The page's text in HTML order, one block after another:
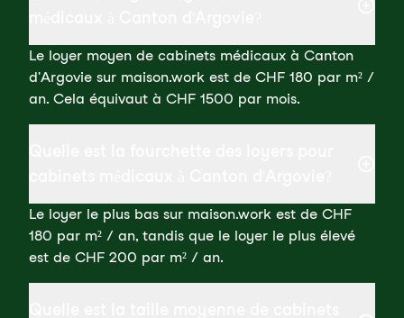
Le loyer moyen de cabinets médicaux à Canton
d'Argovie sur maison.work est de CHF 180 par m² /
an. Cela équivaut à CHF 1500 par mois.
Le loyer le plus bas sur maison.work est de CHF
180 par m² / an, tandis que le loyer le plus élevé
est de CHF 200 par m² / an.